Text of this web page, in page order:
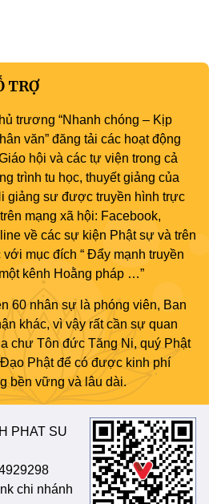
TRỢ
trương “Nhanh chóng – Kịp
văn” đăng tải các hoạt động
hội và các tự viện trong cả
trình tu học, thuyết giảng của
giảng sư được truyền hình trực
mạng xã hội: Facebook,
về các sự kiện Phật sự và trên
mục đích “ Đẩy mạnh truyền
kênh Hoằng pháp …”
60 nhân sự là phóng viên, Ban
khác, vì vậy rất cần sự quan
chư Tôn đức Tăng Ni, quý Phật
Phật để có được kinh phí
bền vững và lâu dài.
PHAT SU
chi nhánh